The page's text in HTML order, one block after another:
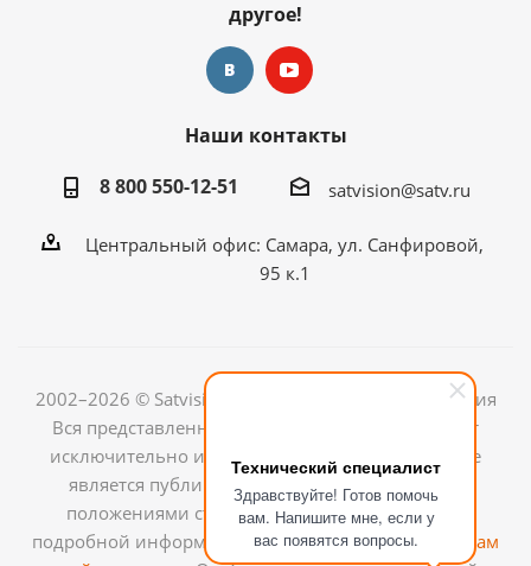
Технический специалист
Здравствуйте! Готов помочь
вам. Напишите мне, если у
вас появятся вопросы.
другое!
Наши контакты
8 800 550-12-51
satvision@satv.ru
Центральный офис: Самара, ул. Санфировой,
95 к.1
2002–2026 © Satvision — системы видеонаблюдения
Вся представленная на сайте информация носит
исключительно информационный характер и не
является публичной офертой, определяемой
положениями ст.437 (2) ГК РФ. Для получения
подробной информации обращайтесь кменеджерам